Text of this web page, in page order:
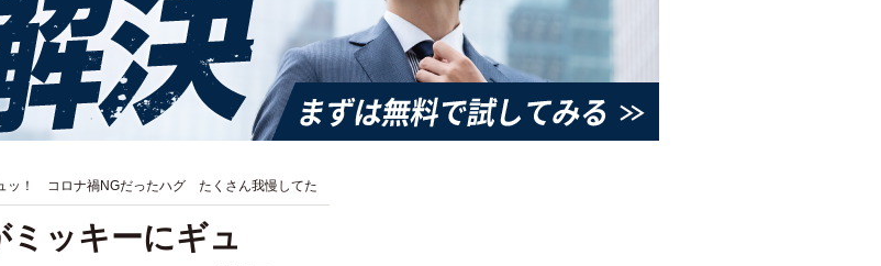
ッ！ コロナ禍NGだったハグ たくさん我慢してた
ミッキーにギュ